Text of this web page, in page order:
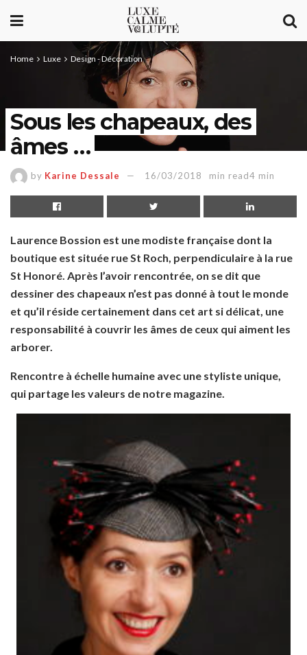
Home Luxe Design - Décoration
Sous les chapeaux, des
âmes …
by Karine Dessale 16/03/2018 min read4 min
Laurence Bossion est une modiste française dont la
boutique est située rue St Roch, perpendiculaire à la rue
St Honoré. Après l’avoir rencontrée, on se dit que
dessiner des chapeaux n’est pas donné à tout le monde
et qu’il réside certainement dans cet art si délicat, une
responsabilité à couvrir les âmes de ceux qui aiment les
arborer.
Rencontre à échelle humaine avec une styliste unique,
qui partage les valeurs de notre magazine.